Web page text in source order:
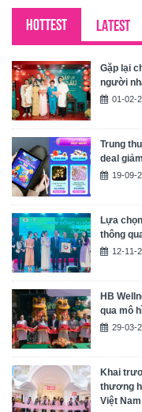
HOTTEST LATEST
Gặp lại
người
01-02-
Trung
deal
19-09-
Lựa
thông
12-11-
HB
qua mô
29-03-
Khai
thương
Việt Nam